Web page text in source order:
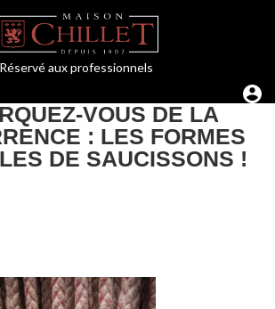
Réservé aux professionnels
VOUS DE LA
: LES FORMES
DE SAUCISSONS !